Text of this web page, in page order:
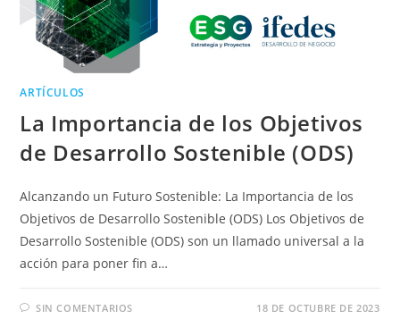
ARTÍCULOS
La Importancia de los Objetivos
de Desarrollo Sostenible (ODS)
Alcanzando un Futuro Sostenible: La Importancia de los
Objetivos de Desarrollo Sostenible (ODS) Los Objetivos de
Desarrollo Sostenible (ODS) son un llamado universal a la
acción para poner fin a…
SIN COMENTARIOS 18 DE OCTUBRE DE 2023